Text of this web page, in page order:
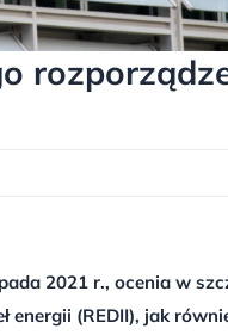
2021 r., ocenia w
(REDII), jak